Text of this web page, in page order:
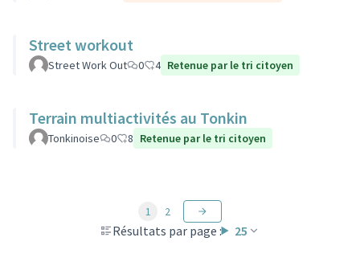
Street workout
Street Work Out 0 4 Retenue par le tri citoyen
Terrain multiactivités au Tonkin
Tonkinoise 0 8 Retenue par le tri citoyen
Résultats par page : 25
1 2